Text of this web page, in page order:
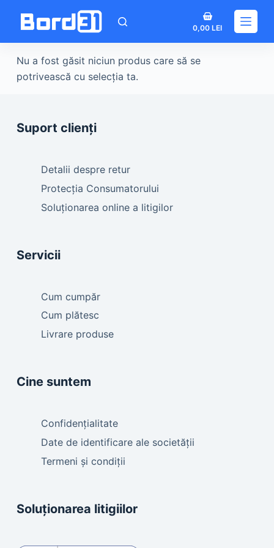
Coș
de
0,00LEI
Nu a fost găsit niciun produs care să se
potrivească cu selecția ta.
Suport clienți
Detalii despre retur
Protecția Consumatorului
Soluționarea online a litigilor
Servicii
Cum cumpăr
Cum plătesc
Livrare produse
Cine suntem
Confidențialitate
Date de identificare ale societății
Termeni și condiții
Soluționarea litigiilor